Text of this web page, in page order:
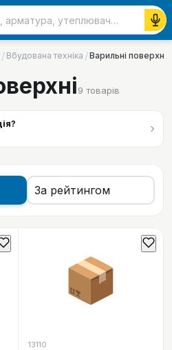
/ Вбудована техніка /Варильні поверхні
9 товарів
›
📦
13110